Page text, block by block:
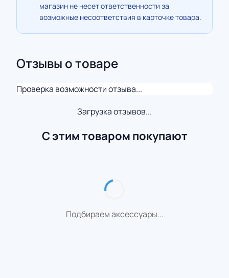
магазин не несет ответственности за
возможные несоответствия в карточке товара.
Отзывы о товаре
Проверка возможности отзыва...
Загрузка отзывов...
С этим товаром покупают
Подбираем аксессуары...